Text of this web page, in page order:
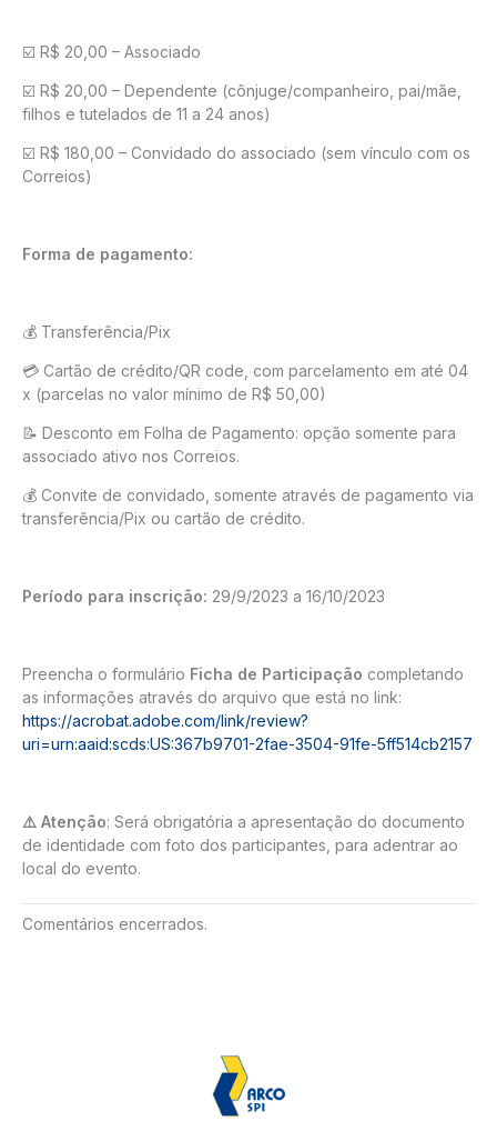
☑️ R$ 20,00 – Associado
☑️ R$ 20,00 – Dependente (cônjuge/companheiro, pai/mãe,
filhos e tutelados de 11 a 24 anos)
☑️ R$ 180,00 – Convidado do associado (sem vínculo com os
Correios)
Forma de pagamento:
💰 Transferência/Pix
💳 Cartão de crédito/QR code, com parcelamento em até 04
x (parcelas no valor mínimo de R$ 50,00)
📝 Desconto em Folha de Pagamento: opção somente para
associado ativo nos Correios.
💰 Convite de convidado, somente através de pagamento via
transferência/Pix ou cartão de crédito.
Período para inscrição: 29/9/2023 a 16/10/2023
Preencha o formulário Ficha de Participação completando
as informações através do arquivo que está no link:
https://acrobat.adobe.com/link/review?
uri=urn:aaid:scds:US:367b9701-2fae-3504-91fe-5ff514cb2157
⚠️ Atenção: Será obrigatória a apresentação do documento
de identidade com foto dos participantes, para adentrar ao
local do evento.
Comentários encerrados.